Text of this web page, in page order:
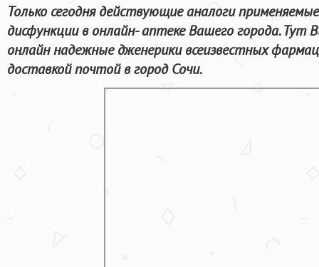
Только сегодня действующие аналоги
дисфункции в онлайн- аптеке Вашего города.
онлайн надежные дженерики всеизвестных
доставкой почтой в город Сочи.